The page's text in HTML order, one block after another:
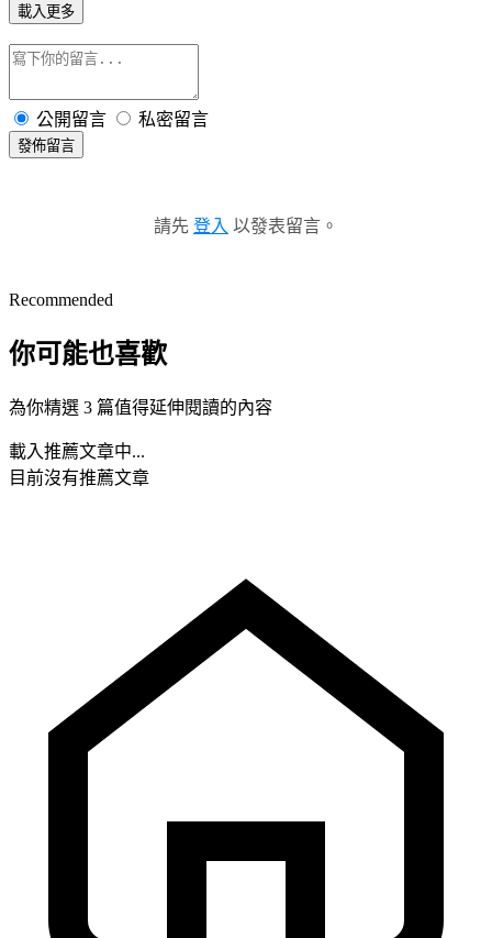
載入更多
公開留言 私密留言
發佈留言
請先 登入 以發表留言。
Recommended
你可能也喜歡
為你精選 3 篇值得延伸閱讀的內容
載入推薦文章中...
目前沒有推薦文章